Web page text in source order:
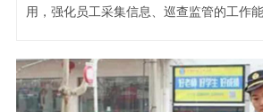
用，强化员工采集信息、巡查监管的工作